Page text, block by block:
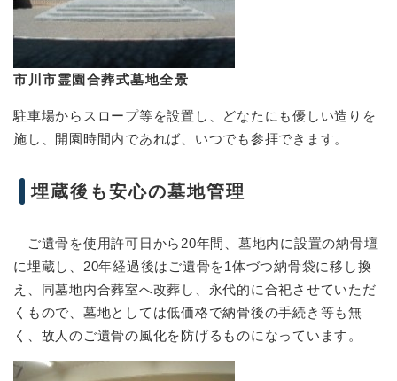
市川市霊園合葬式墓地全景
駐車場からスロープ等を設置し、どなたにも優しい造りを
施し、開園時間内であれば、いつでも参拝できます。
埋蔵後も安心の墓地管理
ご遺骨を使用許可日から20年間、墓地内に設置の納骨壇
に埋蔵し、20年経過後はご遺骨を1体づつ納骨袋に移し換
え、同墓地内合葬室へ改葬し、永代的に合祀させていただ
くもので、墓地としては低価格で納骨後の手続き等も無
く、故人のご遺骨の風化を防げるものになっています。